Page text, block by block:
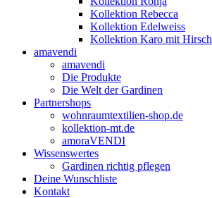
Kollektion Rebecca
Kollektion Edelweiss
Kollektion Karo mit Hirsch
amavendi
amavendi
Die Produkte
Die Welt der Gardinen
Partnershops
wohnraumtextilien-shop.de
kollektion-mt.de
amoraVENDI
Wissenswertes
Gardinen richtig pflegen
Deine Wunschliste
Kontakt